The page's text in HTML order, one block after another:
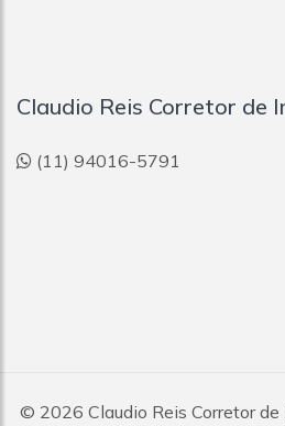
Claudio Reis Corretor de
(11) 94016-5791
© 2026 Claudio Reis Corretor